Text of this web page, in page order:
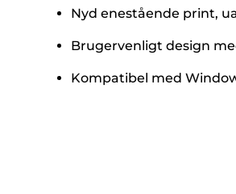
Nyd enestående print,
Brugervenligt design
Kompatibel med